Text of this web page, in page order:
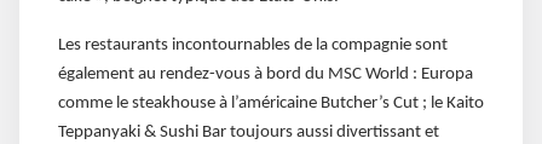
Les restaurants incontournables de la compagnie sont
également au rendez-vous à bord du MSC World : Europa
comme le steakhouse à l’américaine Butcher’s Cut ; le Kaito
Teppanyaki & Sushi Bar toujours aussi divertissant et